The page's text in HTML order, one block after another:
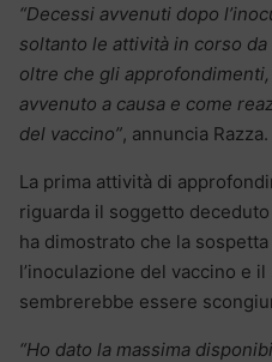
“Decessi avvenuti dopo
soltanto le attività in corso
oltre che gli
avvenuto a causa e come
del vaccino”, annuncia Razza.
La prima attività di
riguarda il soggetto
ha dimostrato che la
l’inoculazione del vaccino e
sembrerebbe essere
“Ho dato la massima